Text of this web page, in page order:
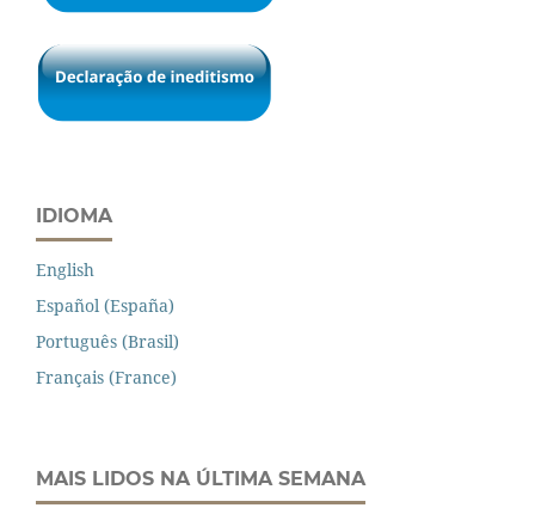
IDIOMA
English
Español (España)
Português (Brasil)
Français (France)
MAIS LIDOS NA ÚLTIMA SEMANA